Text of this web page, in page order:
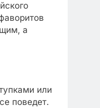
а
или
поведет.